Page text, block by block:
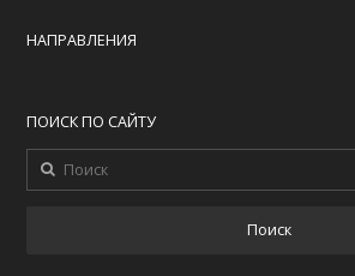
НАПРАВЛЕНИЯ
ПОИСК ПО САЙТУ